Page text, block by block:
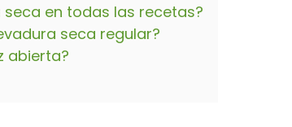
en todas las recetas?
seca regular?
abierta?